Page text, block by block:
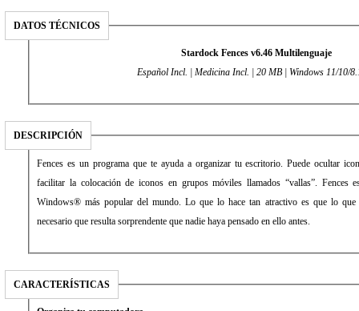
DATOS TÉCNICOS
Stardock Fences v6.46 Multilenguaje
Español Incl. | Medicina Incl. | 20 MB | Windows 11/10/
DESCRIPCIÓN
Fences es un programa que te ayuda a organizar tu escritorio. Puede ocultar
facilitar la colocación de iconos en grupos móviles llamados “vallas”. Fences
Windows® más popular del mundo. Lo que lo hace tan atractivo es que lo que
necesario que resulta sorprendente que nadie haya pensado en ello antes.
CARACTERÍSTICAS